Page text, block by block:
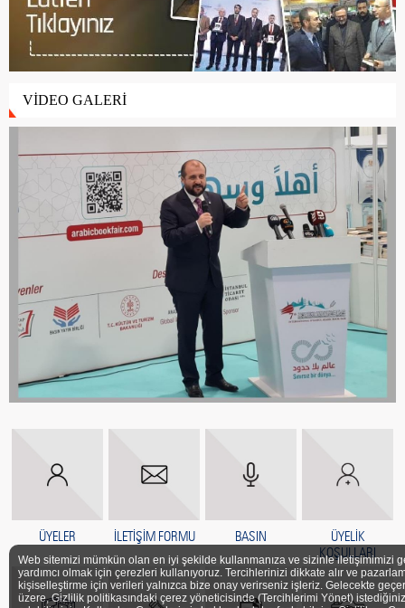
VİDEO GALERİ
ÜYELER İLETİŞİM FORMU BASIN
ÜYELİK
KOŞULLARI
Web sitemizi mümkün olan en iyi şekilde kullanmanıza ve sizinle iletişimimizi
yardımcı olmak için çerezleri kullanıyoruz. Tercihlerinizi dikkate alır ve
kişiselleştirme için verileri yalnızca bize onay verirseniz işleriz. Gelecekte
üzere, Gizlilik politikasındaki çerez yöneticisinde (Tercihlerimi Yönet)